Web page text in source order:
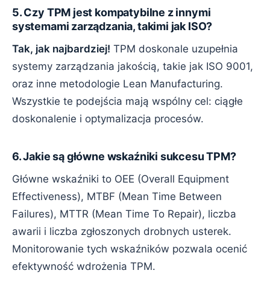
5. Czy TPM jest kompatybilne z innymi
systemami zarządzania, takimi jak ISO?
Tak, jak najbardziej! TPM doskonale uzupełnia
systemy zarządzania jakością, takie jak ISO 9001,
oraz inne metodologie Lean Manufacturing.
Wszystkie te podejścia mają wspólny cel: ciągłe
doskonalenie i optymalizacja procesów.
6. Jakie są główne wskaźniki sukcesu TPM?
Główne wskaźniki to OEE (Overall Equipment
Effectiveness), MTBF (Mean Time Between
Failures), MTTR (Mean Time To Repair), liczba
awarii i liczba zgłoszonych drobnych usterek.
Monitorowanie tych wskaźników pozwala ocenić
efektywność wdrożenia TPM.